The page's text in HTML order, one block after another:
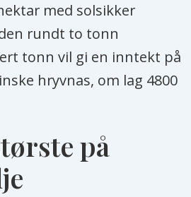
med solsikker
rundt to tonn
tonn vil gi en inntekt på
hryvnas, om lag 4800
på